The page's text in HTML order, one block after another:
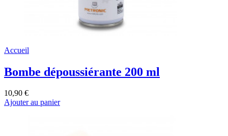
Accueil
Bombe dépoussiérante 200 ml
10,90 €
Ajouter au panier